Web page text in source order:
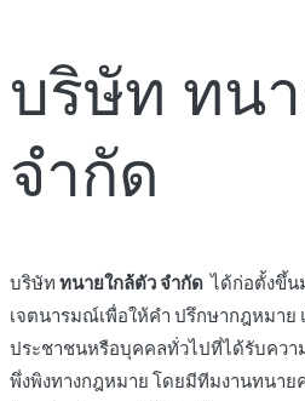
บริษัท ทน
จำกัด
บริษัท ทนายใกล้ตัว จำกัด ได้ก่อตั้งขึ้น
เจตนารมณ์เพื่อให้คำ ปรึกษากฎหมาย
ประชาชนหรือบุคคลทั่วไปที่ได้รับควา
พึ่งพิงทางกฎหมาย โดยมีทีมงานทนา